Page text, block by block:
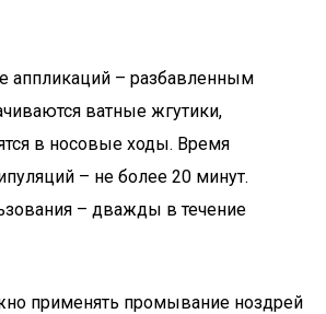
аппликаций – разбавленным
ватные жгутики,
в носовые ходы. Время
– не более 20 минут.
– дважды в течение
применять промывание ноздрей